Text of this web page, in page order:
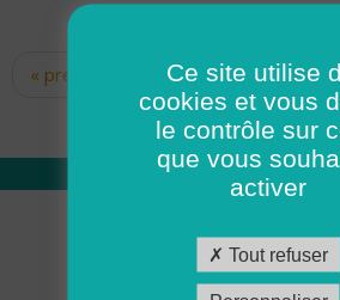
Pages
« premier ‹ précédent …
14 15 16
Qui sommes nous
Académie ADMR
Ce site utilise
cookies et vous
le contrôle sur
que vous
activer
Tout refuser